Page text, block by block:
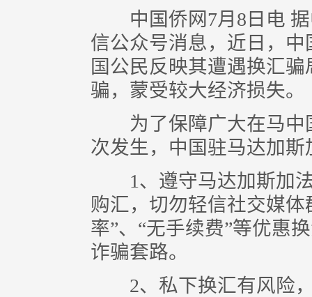
中国侨网7月8日电 据
信公众号消息，近日，
国公民反映其遭遇换汇
骗，蒙受较大经济损失。
为了保障广大在马中
次发生，中国驻马达加
1、遵守马达加斯加法
购汇，切勿轻信社交媒
率”、“无手续费”等优惠
诈骗套路。
2、私下换汇有风险，